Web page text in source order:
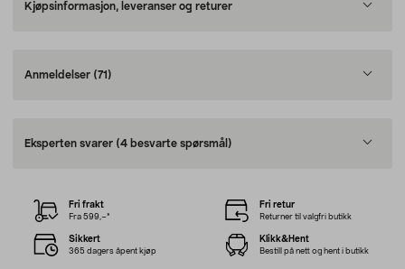
Kjøpsinformasjon, leveranser og returer
Anmeldelser (71)
Eksperten svarer (4 besvarte spørsmål)
Fri frakt
Fra 599,–*
Fri retur
Returner til valgfri butikk
Sikkert
365 dagers åpent kjøp
Klikk&Hent
Bestill på nett og hent i butikk